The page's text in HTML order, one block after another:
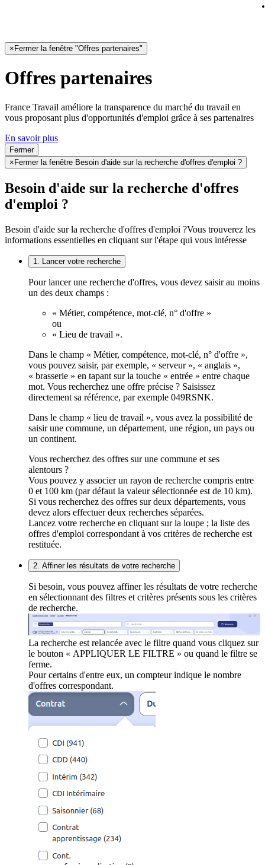
× Fermer la fenêtre "Offres partenaires"
Offres partenaires
France Travail améliore la transparence du marché du travail en
vous proposant plus d'opportunités d'emploi grâce à ses partenaires
En savoir plus
Fermer
× Fermer la fenêtre Besoin d'aide sur la recherche d'offres d'emploi ?
Besoin d'aide sur la recherche d'offres
d'emploi ?
Besoin d'aide sur la recherche d'offres d'emploi ?Vous trouverez les
informations essentielles en cliquant sur l'étape qui vous intéresse
1. Lancer votre recherche
Pour lancer une recherche d'offres, vous devez saisir au moins
un des deux champs :
« Métier, compétence, mot-clé, n° d'offre »
ou
« Lieu de travail ».
Dans le champ « Métier, compétence, mot-clé, n° d'offre »,
vous pouvez saisir, par exemple, « serveur », « anglais »,
« brasserie » en tapant sur la touche « entrée » entre chaque
mot. Vous recherchez une offre précise ? Saisissez
directement sa référence, par exemple 049RSNK.
Dans le champ « lieu de travail », vous avez la possibilité de
saisir une commune, un département, une région, un pays ou
un continent.
Vous recherchez des offres sur une commune et ses
alentours ?
Vous pouvez y associer un rayon de recherche compris entre
0 et 100 km (par défaut la valeur sélectionnée est de 10 km).
Si vous recherchez des offres sur deux départements, vous
devez alors effectuer deux recherches séparées.
Lancez votre recherche en cliquant sur la loupe ; la liste des
offres d'emploi correspondant à vos critères de recherche est
restituée.
2. Affiner les résultats de votre recherche
Si besoin, vous pouvez affiner les résultats de votre recherche
en sélectionnant des filtres et critères présents sous les critères
de recherche.
La recherche est relancée avec le filtre quand vous cliquez sur
le bouton « APPLIQUER LE FILTRE » ou quand le filtre se
ferme.
Pour certains d'entre eux, un compteur indique le nombre
d'offres correspondant.